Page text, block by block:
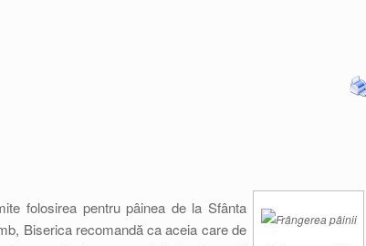
folosirea pentru pâinea de la Sfânta
Biserica recomandă ca aceia care de